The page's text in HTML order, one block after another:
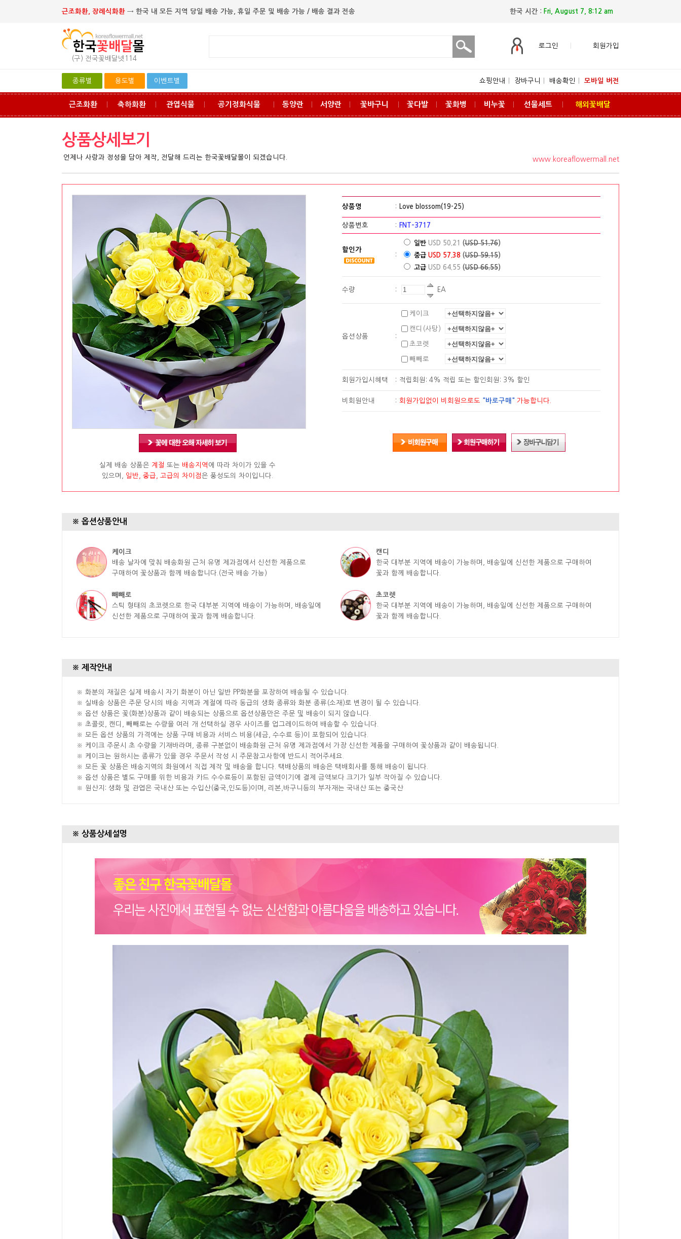
근조화환, 장례식화환 → 한국 내 모든 지역 당일 배송 가능, 휴일 주문 및 배송 가능 / 배송 결과 전송 한국 시간 : Fri, August 7, 8:12 am
(구) 전국꽃배달넷114
로그인 회원가입
종류별 용도별 이벤트별 쇼핑안내 장바구니 배송확인 모바일 버전
근조화환 축하화환 관엽식물 공기정화식물 동양란 서양란 꽃바구니 꽃다발 꽃화병 비누꽃 선물세트 해외꽃배달
상품상세보기
언제나 사랑과 정성을 담아 제작, 전달해 드리는 한국꽃배달몰이 되겠습니다. www.koreaflowermall.net
상품명 : Love blossom(19-25)
상품번호 : FNT-3717
할인가
:
일반 USD 50.21 (USD 51.76)
중급 USD 57.38 (USD 59.15)
고급 USD 64.55 (USD 66.55)
수량 : EA
옵션상품 :
케이크
캔디(사탕)
초코렛
빼빼로
회원가입시혜택 : 적립회원: 4% 적립 또는 할인회원: 3% 할인
비회원안내 : 회원가입없이 비회원으로도 "바로구매" 가능합니다.
실제 배송 상품은 계절 또는 배송지역 에 따라 차이가 있을 수
있으며, 일반, 중급, 고급의 차이점은 풍성도의 차이입니다.
※ 옵션상품안내
케이크
배송 날자에 맞춰 배송화원 근처 유명 제과점에서 신선한 제품으로
구매하여 꽃상품과 함께 배송합니다.(전국 배송 가능)
캔디
한국 대부분 지역에 배송이 가능하며, 배송일에 신선한 제품으로 구매하여
꽃과 함께 배송합니다.
빼빼로
스틱 형태의 초코렛으로 한국 대부분 지역에 배송이 가능하며, 배송일에
신선한 제품으로 구매하여 꽃과 함께 배송합니다.
초코렛
한국 대부분 지역에 배송이 가능하며, 배송일에 신선한 제품으로 구매하여
꽃과 함께 배송합니다.
※ 제작안내
※ 화분의 재질은 실제 배송시 자기 화분이 아닌 일반 PP화분을 포장하여 배송될 수 있습니다.
※ 실배송 상품은 주문 당시의 배송 지역과 계절에 따라 동급의 생화 종류와 화분 종류(소재)로 변경이 될 수 있습니다.
※ 옵션 상품은 꽃(화분)상품과 같이 배송되는 상품으로 옵션상품만은 주문 및 배송이 되지 않습니다.
※ 초콜릿, 캔디, 빼빼로는 수량을 여러 개 선택하실 경우 사이즈를 업그레이드하여 배송할 수 있습니다.
※ 모든 옵션 상품의 가격에는 상품 구매 비용과 서비스 비용(세금, 수수료 등)이 포함되어 있습니다.
※ 케이크 주문시 초 수량을 기재바라며, 종류 구분없이 배송화원 근처 유명 제과점에서 가장 신선한 제품을 구매하여 꽃상품과 같이 배송됩니다.
※ 케이크는 원하시는 종류가 있을 경우 주문서 작성 시 주문참고사항에 반드시 적어주세요.
※ 모든 꽃 상품은 배송지역의 화원에서 직접 제작 및 배송을 합니다. 택배상품의 배송은 택배회사를 통해 배송이 됩니다.
※ 옵션 상품은 별도 구매를 위한 비용과 카드 수수료등이 포함된 금액이기에 결제 금액보다 크기가 일부 작아질 수 있습니다.
※ 원산지: 생화 및 관엽은 국내산 또는 수입산(중국,인도등)이며, 리본,바구니등의 부자재는 국내산 또는 중국산
※ 상품상세설명